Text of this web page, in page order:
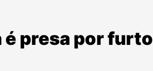
é presa por furto